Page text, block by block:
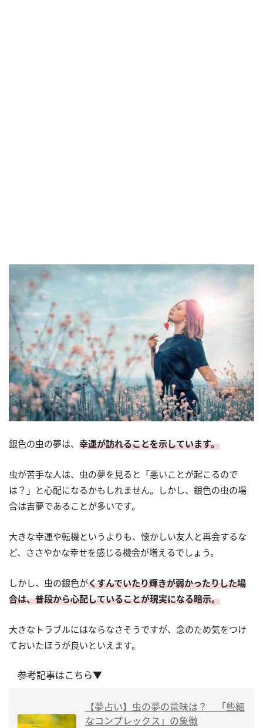
銀色の虫の夢は、 幸運が訪れることを示しています。
虫が苦手な人は、虫の夢を見ると「悪いことが起こるので
は？」と心配になるかもしれません。しかし、銀色の虫の場
合は吉夢であることが多いです。
大きな幸運や転機というよりも、懐かしい友人と再会するな
ど、ささやかな幸せを感じる機会が増えるでしょう。
しかし、虫の銀色がくすんでいたり輝きが弱かったりした場
合は、普段から心配していることが現実になる暗示。
大きなトラブルにはならなさそうですが、念のため気をつけ
ておいたほうが良いといえます。
参考記事はこちら▼
【夢占い】虫の夢の意味は？ 「些細
なコンプレックス」の象徴